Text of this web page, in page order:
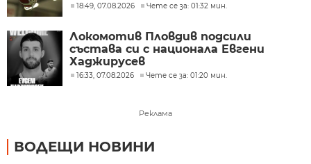
18:49, 07.08.2026 Чете се за: 01:32 мин.
Локомотив Пловдив подсили
състава си с национала Евгени
Хаджирусев
16:33, 07.08.2026 Чете се за: 01:20 мин.
Реклама
ВОДЕЩИ НОВИНИ